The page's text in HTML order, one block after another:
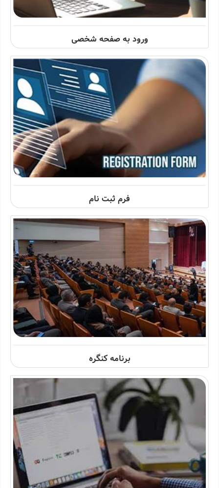
ورود به صفحه شخصی
فرم ثبت نام
برنامه کنگره